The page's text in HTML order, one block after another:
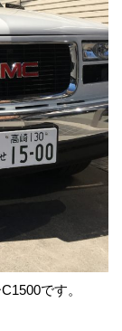
です。